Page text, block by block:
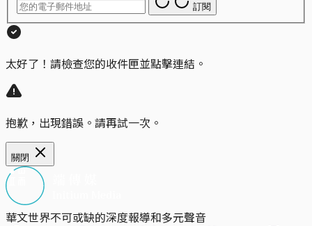
訂閱
太好了！請檢查您的收件匣並點擊連結。
抱歉，出現錯誤。請再試一次。
關閉
華文世界不可或缺的深度報導和多元聲音